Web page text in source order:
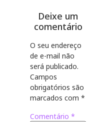
Deixe um
comentário
O seu endereço
de e-mail não
será publicado.
Campos
obrigatórios são
marcados com *
Comentário *